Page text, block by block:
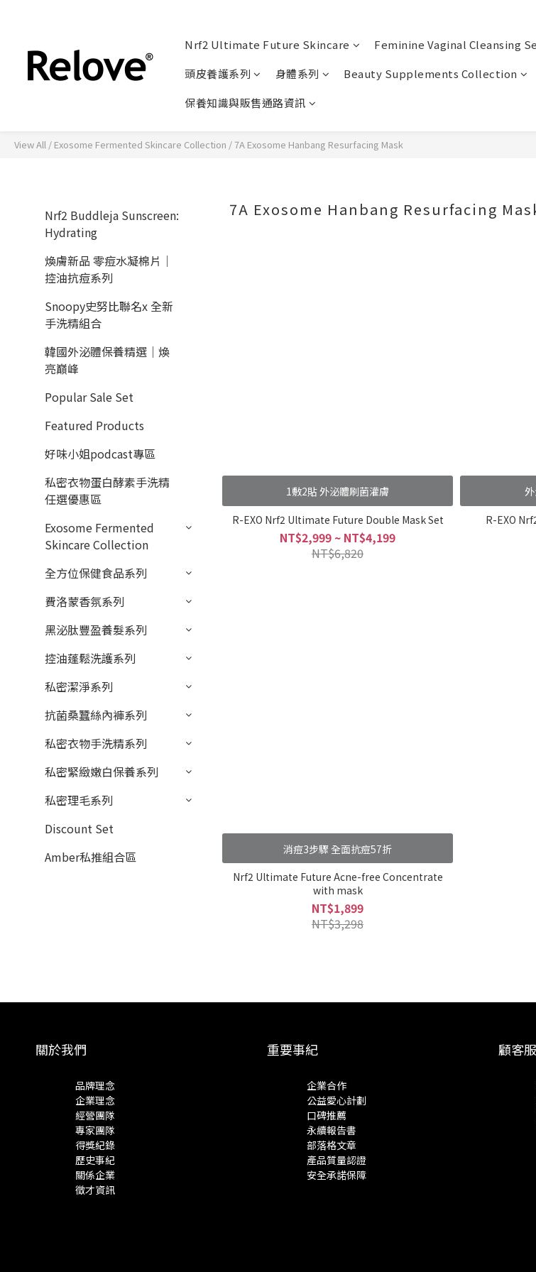
Nrf2 Ultimate Future Skincare Feminine Vaginal Cleansing
頭皮養護系列
身體系列 Beauty Supplements Collection
保養知識與販售通路資訊
View All / Exosome Fermented Skincare Collection /7A Exosome Hanbang Resurfacing Mask
Nrf2 Buddleja Sunscreen:
Hydrating
煥膚新品 零痘水凝棉片｜
控油抗痘系列
Snoopy史努比聯名x 全新
手洗精組合
韓國外泌體保養精選｜煥
亮巔峰
Popular Sale Set
Featured Products
好味小姐podcast專區
私密衣物蛋白酵素手洗精
任選優惠區
Exosome Fermented
Skincare Collection
全方位保健食品系列
費洛蒙香氛系列
黑泌肽豐盈養髮系列
控油蓬鬆洗護系列
私密潔淨系列
抗菌桑蠶絲內褲系列
私密衣物手洗精系列
私密緊緻嫩白保養系列
私密理毛系列
Discount Set
Amber私推組合區
7A Exosome Hanbang Resurfacing
1敷2貼 外泌體刷菌灌膚
R-EXO Nrf2 Ultimate Future Double Mask Set
NT$2,999 ~ NT$4,199
NT$6,820
R-EXO
消痘3步驟 全面抗痘57折
Nrf2 Ultimate Future Acne-free Concentrate
with mask
NT$1,899
NT$3,298
關於我們
品牌理念
企業理念
經營團隊
專家團隊
得獎紀錄
歷史事紀
關係企業
徵才資訊
重要事紀
企業合作
公益愛心計劃
口碑推薦
永續報告書
部落格文章
產品質量認證
安全承諾保障
顧客